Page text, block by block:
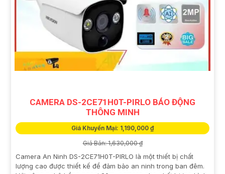
CAMERA DS-2CE71H0T-PIRLO BÁO ĐỘNG
THÔNG MINH
Giá Khuyến Mại: 1,190,000 ₫
Giá Bán: 1,630,000 ₫
Camera An Ninh DS-2CE71H0T-PIRLO là một thiết bị chất
lượng cao được thiết kế để đảm bảo an ninh trong ban đêm.